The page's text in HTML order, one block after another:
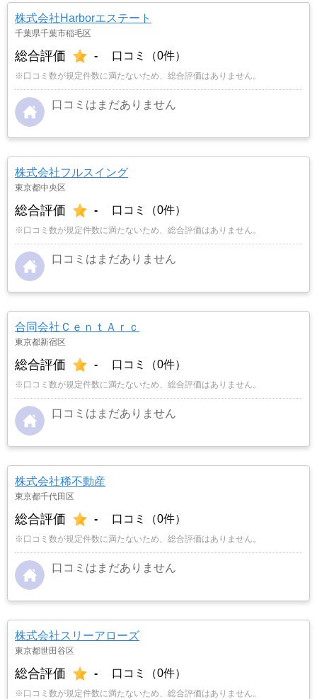
株式会社Harborエステート
千葉県千葉市稲毛区
総合評価 - 口コミ（0件）
※口コミ数が規定件数に満たないため、総合評価はありません。
口コミはまだありません
株式会社フルスイング
東京都中央区
総合評価 - 口コミ（0件）
※口コミ数が規定件数に満たないため、総合評価はありません。
口コミはまだありません
合同会社ＣｅｎｔＡｒｃ
東京都新宿区
総合評価 - 口コミ（0件）
※口コミ数が規定件数に満たないため、総合評価はありません。
口コミはまだありません
株式会社稀不動産
東京都千代田区
総合評価 - 口コミ（0件）
※口コミ数が規定件数に満たないため、総合評価はありません。
口コミはまだありません
株式会社スリーアローズ
東京都世田谷区
総合評価 - 口コミ（0件）
※口コミ数が規定件数に満たないため、総合評価はありません。